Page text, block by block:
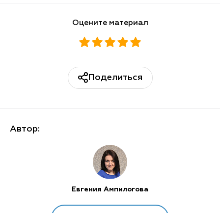
Оцените материал
Поделиться
Автор:
Евгения Ампилогова